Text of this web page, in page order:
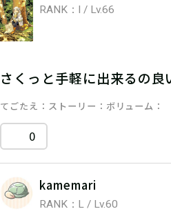
RANK：I / Lv.66
さくっと手軽に出来るの良
てごたえ ストーリー ボリューム
0
kamemari
RANK：L / Lv.60